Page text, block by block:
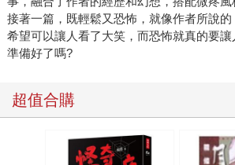
接著一篇，既輕鬆又恐怖，就像作者所說
希望可以讓人看了大笑，而恐怖就真的要
準備好了嗎?
超值合購